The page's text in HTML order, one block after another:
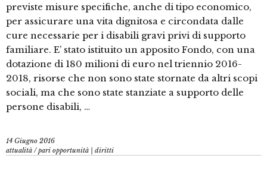
previste misure specifiche, anche di tipo economico,
per assicurare una vita dignitosa e circondata dalle
cure necessarie per i disabili gravi privi di supporto
familiare. E’ stato istituito un apposito Fondo, con una
dotazione di 180 milioni di euro nel triennio 2016-
2018, risorse che non sono state stornate da altri scopi
sociali, ma che sono state stanziate a supporto delle
persone disabili, …
14 Giugno 2016
attualità /pari opportunità | diritti